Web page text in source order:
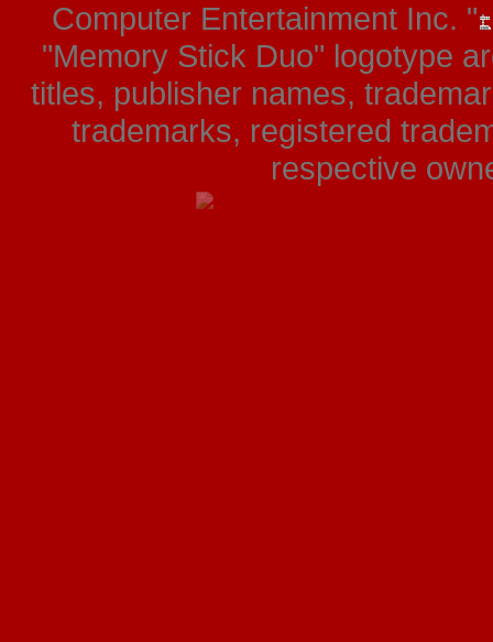
Computer Entertainment Inc. "
"Memory Stick Duo" logotype
titles, publisher names,
trademarks, registered
respective